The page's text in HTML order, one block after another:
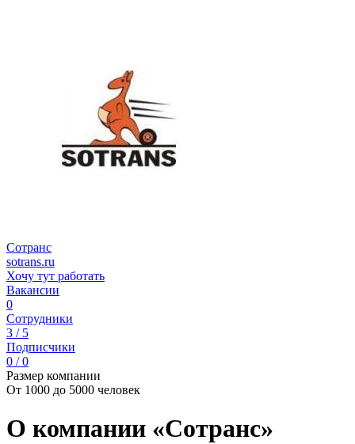
Сотранс
sotrans.ru
Хочу тут работать
Вакансии
0
Сотрудники
3 / 5
Подписчики
0 / 0
Размер компании
От 1000 до 5000 человек
О компании «Сотранс»